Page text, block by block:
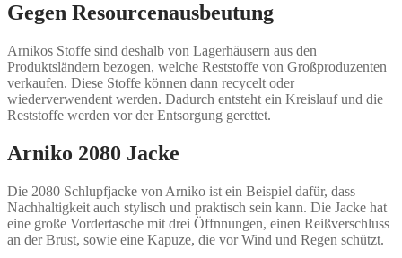
Gegen Resourcenausbeutung
Arnikos Stoffe sind deshalb von Lagerhäusern aus den
Produktsländern bezogen, welche Reststoffe von Großproduzenten
verkaufen. Diese Stoffe können dann recycelt oder
wiederverwendent werden. Dadurch entsteht ein Kreislauf und die
Reststoffe werden vor der Entsorgung gerettet.
Arniko 2080 Jacke
Die 2080 Schlupfjacke von Arniko ist ein Beispiel dafür, dass
Nachhaltigkeit auch stylisch und praktisch sein kann. Die Jacke hat
eine große Vordertasche mit drei Öffnnungen, einen Reißverschluss
an der Brust, sowie eine Kapuze, die vor Wind und Regen schützt.